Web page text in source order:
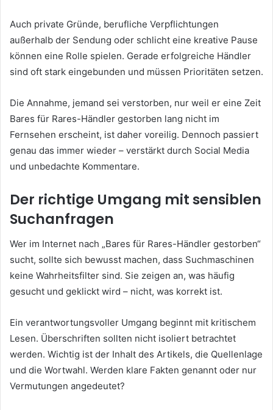
Auch private Gründe, berufliche Verpflichtungen
außerhalb der Sendung oder schlicht eine kreative Pause
können eine Rolle spielen. Gerade erfolgreiche Händler
sind oft stark eingebunden und müssen Prioritäten setzen.
Die Annahme, jemand sei verstorben, nur weil er eine Zeit
Bares für Rares-Händler gestorben lang nicht im
Fernsehen erscheint, ist daher voreilig. Dennoch passiert
genau das immer wieder – verstärkt durch Social Media
und unbedachte Kommentare.
Der richtige Umgang mit sensiblen
Suchanfragen
Wer im Internet nach „Bares für Rares-Händler gestorben“
sucht, sollte sich bewusst machen, dass Suchmaschinen
keine Wahrheitsfilter sind. Sie zeigen an, was häufig
gesucht und geklickt wird – nicht, was korrekt ist.
Ein verantwortungsvoller Umgang beginnt mit kritischem
Lesen. Überschriften sollten nicht isoliert betrachtet
werden. Wichtig ist der Inhalt des Artikels, die Quellenlage
und die Wortwahl. Werden klare Fakten genannt oder nur
Vermutungen angedeutet?